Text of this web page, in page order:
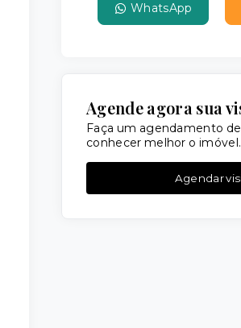
WhatsApp
Agende agora sua
Faça um agendamento
conhecer melhor o imóvel.
Agendar